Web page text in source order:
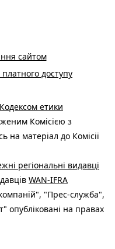
сайтом
доступу
етики
Комісією з
на матеріал до Комісії
регіональні видавці
WAN-IFRA
"Прес-служба",
опубліковані на правах